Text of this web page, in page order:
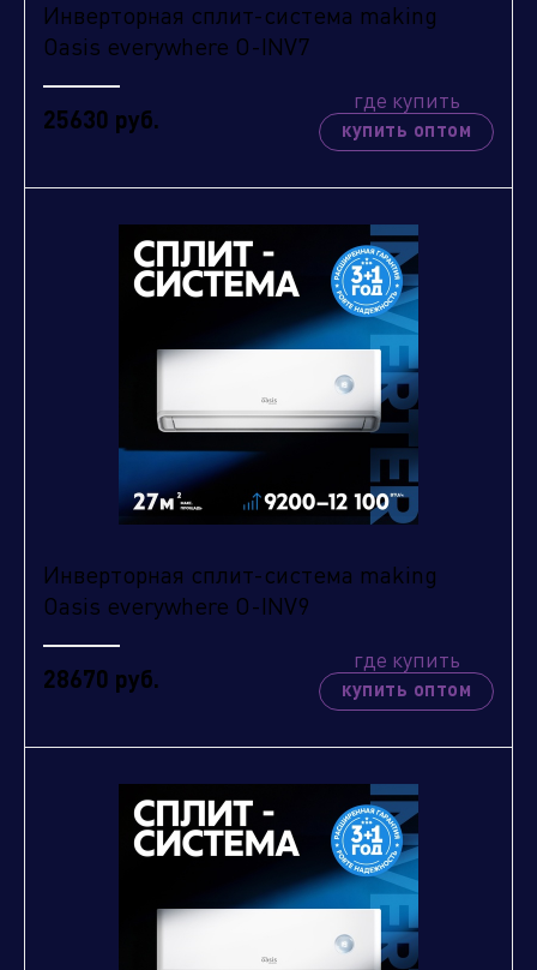
Нажимая кнопку "отправить", вы соглашаетесь
условиями обработки персональных данных.
Отправить
Инверторная сплит-система making
Oasis everywhere O-INV7
25630 руб.
где купить
купить оптом
Инверторная сплит-система making
Oasis everywhere O-INV9
28670 руб.
где купить
купить оптом